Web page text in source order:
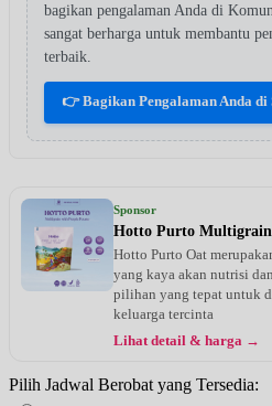
bagikan pengalaman Anda di
sangat berharga untuk membantu
terbaik.
👉 Bagikan Pengalaman Anda di
Sponsor
Hotto Purto
Hotto Purto Oat
yang kaya akan nutrisi
pilihan yang tepat untuk
keluarga tercinta
Lihat detail & harga →
Pilih Jadwal Berobat yang Tersedia: